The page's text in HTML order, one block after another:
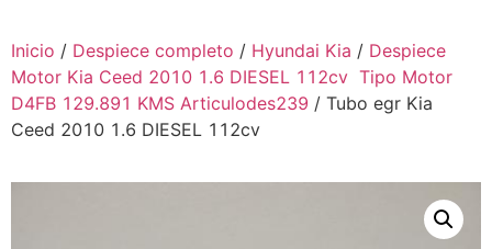
Inicio / Despiece completo / Hyundai Kia / Despiece
Motor Kia Ceed 2010 1.6 DIESEL 112cv Tipo Motor
D4FB 129.891 KMS Articulodes239 / Tubo egr Kia
Ceed 2010 1.6 DIESEL 112cv